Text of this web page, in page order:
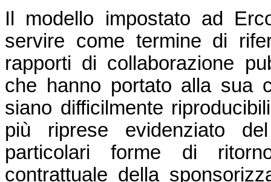
Il modello impostato ad
servire come termine di
rapporti di collaborazione
che hanno portato alla sua
siano difficilmente
più riprese evidenziato
particolari forme di
contrattuale della